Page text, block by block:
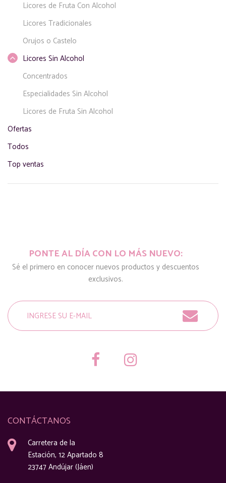
Licores de Fruta Con Alcohol
Licores Tradicionales
Orujos o Castelo
Licores Sin Alcohol
Concentrados
Especialidades Sin Alcohol
Licores de Fruta Sin Alcohol
Ofertas
Todos
Top ventas
PONTE AL DÍA CON LO MÁS NUEVO:
Sé el primero en conocer nuevos productos y descuentos
exclusivos.
CONTÁCTANOS
Carretera de la
Estación, 12 Apartado 8
23747 Andújar (Jáen)